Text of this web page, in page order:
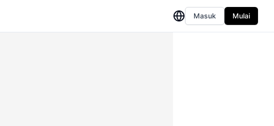
Masuk Mulai